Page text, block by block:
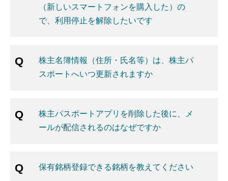
（新しいスマートフォンを購入した）の
で、利用停止を解除したいです
株主名簿情報（住所・氏名等）は、株主パ
スポートへいつ更新されますか
株主パスポートアプリを削除した後に、メ
ールが配信されるのはなぜですか
保有銘柄登録できる銘柄を教えてください